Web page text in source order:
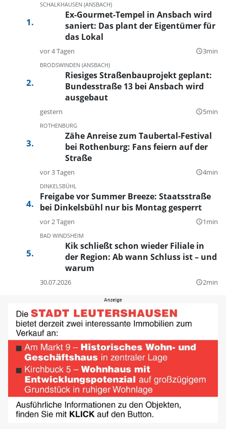
SCHALKHAUSEN (ANSBACH)
Ex-Gourmet-Tempel in Ansbach wird
saniert: Das plant der Eigentümer für
das Lokal
vor 4 Tagen query_builder3min
BRODSWINDEN (ANSBACH)
Riesiges Straßenbauprojekt geplant:
Bundesstraße 13 bei Ansbach wird
ausgebaut
gestern query_builder5min
ROTHENBURG
Zähe Anreise zum Taubertal-Festival
bei Rothenburg: Fans feiern auf der
Straße
vor 3 Tagen query_builder4min
DINKELSBÜHL
Freigabe vor Summer Breeze: Staatsstraße
bei Dinkelsbühl nur bis Montag gesperrt
vor 2 Tagen query_builder1min
BAD WINDSHEIM
Kik schließt schon wieder Filiale in
der Region: Ab wann Schluss ist – und
warum
30.07.2026 query_builder2min